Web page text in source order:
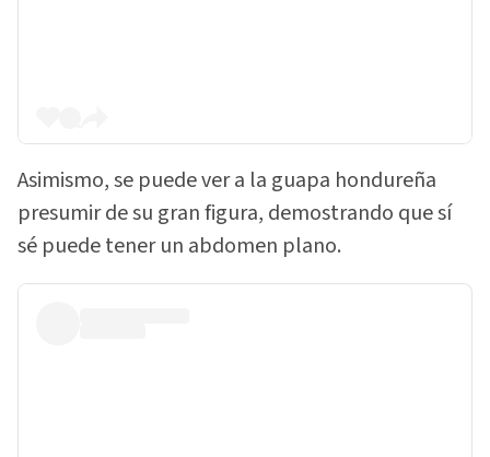
Asimismo, se puede ver a la guapa hondureña
presumir de su gran figura, demostrando que sí
sé puede tener un abdomen plano.